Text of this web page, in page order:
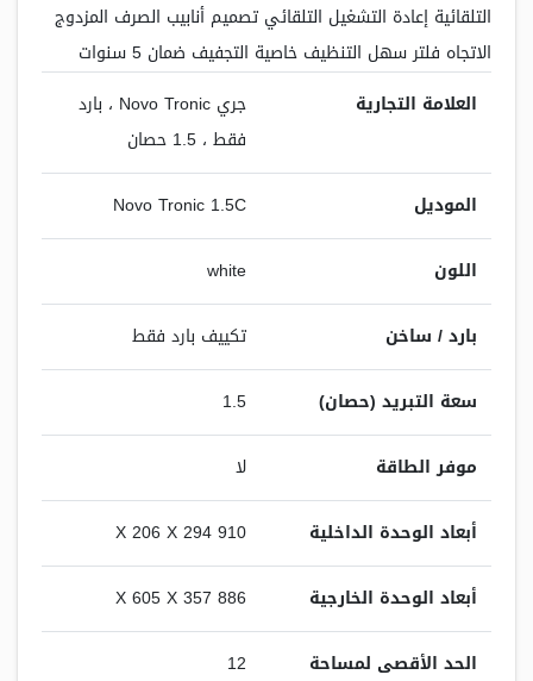
التلقائية إعادة التشغيل التلقائي تصميم أنابيب الصرف المزدوج
الاتجاه فلتر سهل التنظيف خاصية التجفيف ضمان 5 سنوات
العلامة التجارية
جري Novo Tronic ، بارد
فقط ، 1.5 حصان
الموديل Novo Tronic 1.5C
اللون white
بارد / ساخن تكييف بارد فقط
سعة التبريد (حصان) 1.5
موفر الطاقة لا
أبعاد الوحدة الداخلية 910 X 206 X 294
أبعاد الوحدة الخارجية 886 X 605 X 357
الحد الأقصى لمساحة
12